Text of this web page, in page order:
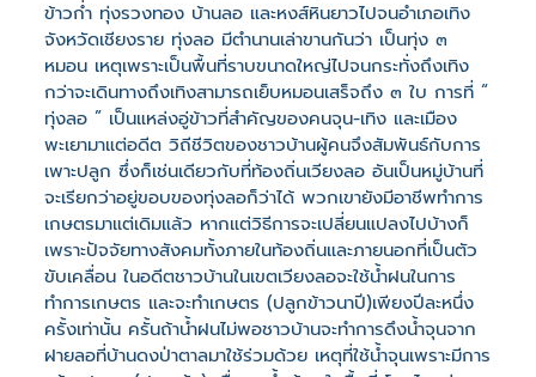
ข้าวก่ำ ทุ่งรวงทอง บ้านลอ และหงส์หินยาวไปจนอำเภอเทิง
จังหวัดเชียงราย ทุ่งลอ มีตำนานเล่าขานกันว่า เป็นทุ่ง ๓
หมอน เหตุเพราะเป็นพื้นที่ราบขนาดใหญ่ไปจนกระทั่งถึงเทิง
กว่าจะเดินทางถึงเทิงสามารถเย็บหมอนเสร็จถึง ๓ ใบ การที่ “
ทุ่งลอ ” เป็นแหล่งอู่ข้าวที่สำคัญของคนจุน-เทิง และเมือง
พะเยามาแต่อดีต วิถีชีวิตของชาวบ้านผู้คนจึงสัมพันธ์กับการ
เพาะปลูก ซึ่งก็เช่นเดียวกับที่ท้องถิ่นเวียงลอ อันเป็นหมู่บ้านที่
จะเรียกว่าอยู่ขอบของทุ่งลอก็ว่าได้ พวกเขายังมีอาชีพทำการ
เกษตรมาแต่เดิมแล้ว หากแต่วิธีการจะเปลี่ยนแปลงไปบ้างก็
เพราะปัจจัยทางสังคมทั้งภายในท้องถิ่นและภายนอกที่เป็นตัว
ขับเคลื่อน ในอดีตชาวบ้านในเขตเวียงลอจะใช้น้ำฝนในการ
ทำการเกษตร และจะทำเกษตร (ปลูกข้าวนาปี)เพียงปีละหนึ่ง
ครั้งเท่านั้น ครั้นถ้าน้ำฝนไม่พอชาวบ้านจะทำการดึงน้ำจุนจาก
ฝายลอที่บ้านดงป่าตาลมาใช้ร่วมด้วย เหตุที่ใช้น้ำจุนเพราะมีการ